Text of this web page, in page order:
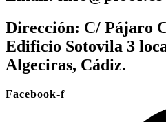
Dirección: C/ Pájaro
Edificio Sotovila 3
Algeciras, Cádiz.
Facebook-f